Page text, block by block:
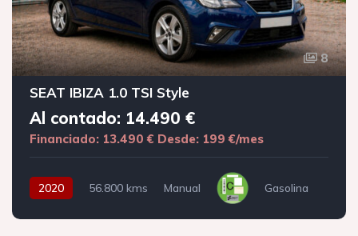
8
SEAT IBIZA 1.0 TSI Style
Al contado: 14.490 €
Financiado: 13.490 € Desde: 199 €/mes
2020 56.800 kms Manual Gasolina